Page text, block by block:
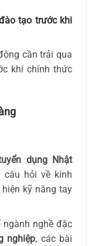
tạo trước khi
cần trải qua
khi chính thức
dụng Nhật
hỏi về kinh
kỹ năng tay
nghề đặc
nghiệp, các bài